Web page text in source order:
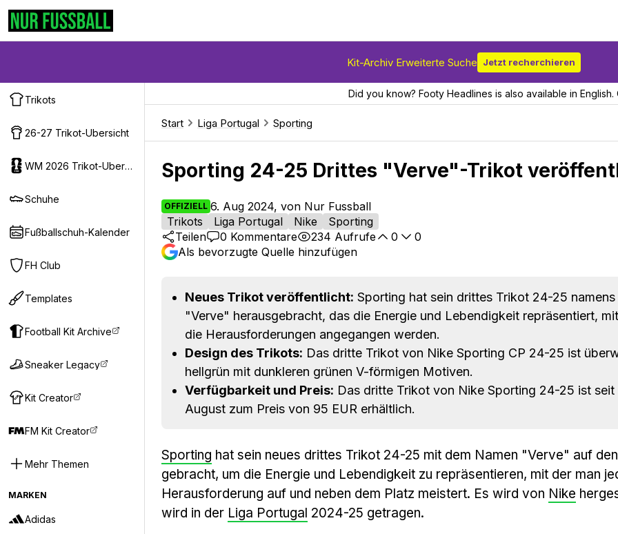
Kit-Archiv Erweiterte Suche Jetzt recherchieren
Trikots
26-27 Trikot-Ubersicht
WM 2026 Trikot-Ubersicht
Schuhe
Fußballschuh-Kalender
FH Club
Templates
Football Kit Archive
Sneaker Legacy
Kit Creator
FM Kit Creator
Mehr Themen
MARKEN
Adidas
Did you know? Footy Headlines is also available in
Start Liga Portugal Sporting
Sporting 24-25 Drittes "Verve"-Trikot
OFFIZIELL 6. Aug 2024, von Nur Fussball
Trikots
Liga Portugal Nike
Sporting
Teilen
0 Kommentare 234 Aufrufe 0
0
Als bevorzugte Quelle hinzufügen
Neues Trikot veröffentlicht: Sporting hat sein drittes Trikot 24-25 namens
"Verve" herausgebracht, das die Energie und Lebendigkeit repräsentiert,
die Herausforderungen angegangen werden.
Design des Trikots: Das dritte Trikot von Nike Sporting CP 24-25 ist
hellgrün mit dunkleren grünen V-förmigen Motiven.
Verfügbarkeit und Preis: Das dritte Trikot von Nike Sporting 24-25 ist seit
August zum Preis von 95 EUR erhältlich.
Sporting hat sein neues drittes Trikot 24-25 mit dem Namen "Verve" auf
gebracht, um die Energie und Lebendigkeit zu repräsentieren, mit der man
Herausforderung auf und neben dem Platz meistert. Es wird von Nike
wird in der Liga Portugal 2024-25 getragen.